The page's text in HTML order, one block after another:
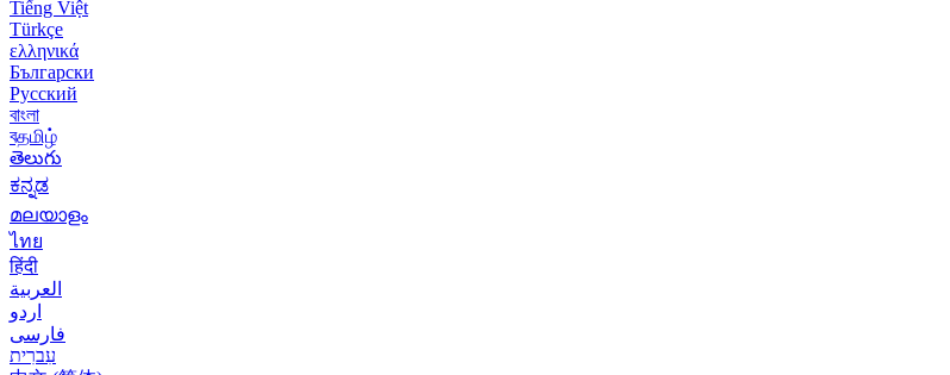
Tiếng Việt
Türkçe
ελληνικά
Български
Русский
বাংলা
বதமிழ்
తెలుగు
ಕನ್ನಡ
മലയാളം
ไทย
हिंदी
العربية
اردو
فارسی
עִברִית